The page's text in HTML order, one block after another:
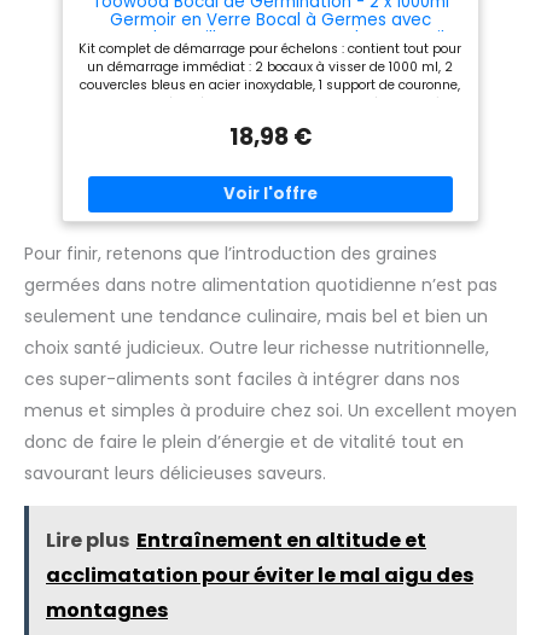
Nombreuses utilisations :
parfait pour les haricots
mungo, les lentilles, la luzerne,
les pousses de radis ou la
culture d'herbes. Peut
récipient de stockage ou pour
Germoir en Verre Bocal à Germes avec
Couvercles Maille Inox, Support, Plateau, Toile
d'Ombrage et Brosse - Culture Facile de Tous
Types de Micro-Verts (bleu)
Kit complet de démarrage pour échelons : contient tout pour
un démarrage immédiat : 2 bocaux à visser de 1000 ml, 2
couvercles bleus en acier inoxydable, 1 support de couronne,
1 plateau de récupération blanc, 2 couvercles étanches à la
supplémentaire nécessaire. Matériaux de qualité
vaisselle (le cas échéant), couvercle en acier inoxydable
(304) et plastique sans BPA. Sans danger pour le contact
alimentaire quotidien. Technologie professionnelle de
protection contre la lumière : les couvercles spéciaux
bloquant la lumière et les couvercles ventilés créent des
conditions de germination optimales. Empêche le goût
amer causé par l'exposition à la lumière tout en apportant
de l'oxygène. Design pratique : le support de couronne stable
empêche le basculement, le plateau étanche recueille
l'excès d'humidité. La brosse fournie facilite le nettoyage de
l'intérieur du verre. Nombreuses utilisations : parfait pour les
haricots mungo, les lentilles, la luzerne, les pousses de radis
ou la culture d'herbes. Peut également être utilisé comme
récipient de stockage ou pour la culture hydroponique.
18,98 €
Pour finir, retenons que l’introduction des graines
germées dans notre alimentation quotidienne n’est pas
seulement une tendance culinaire, mais bel et bien un
choix santé judicieux. Outre leur richesse nutritionnelle,
ces super-aliments sont faciles à intégrer dans nos
menus et simples à produire chez soi. Un excellent moyen
donc de faire le plein d’énergie et de vitalité tout en
savourant leurs délicieuses saveurs.
Lire plus Entraînement en altitude et
acclimatation pour éviter le mal aigu des
montagnes